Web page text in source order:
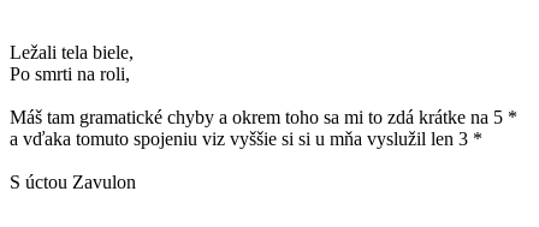
Ležali tela biele,
Po smrti na roli,
Máš tam gramatické chyby a okrem toho sa mi to zdá krátke na 5 *
a vďaka tomuto spojeniu viz vyššie si si u mňa vyslužil len 3 *
S úctou Zavulon